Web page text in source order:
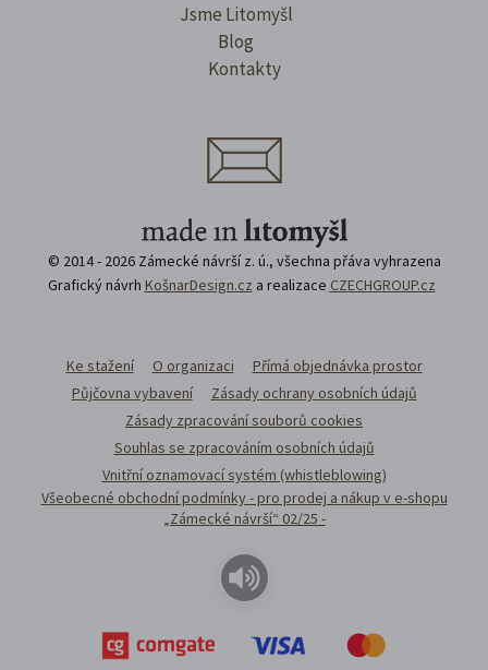
Jsme Litomyšl
Blog
Kontakty
© 2014 - 2026 Zámecké návrší z. ú., všechna přáva vyhrazena
Grafický návrh KošnarDesign.cz a realizace CZECHGROUP.cz
Ke stažení O organizaci
Přímá objednávka prostor
Půjčovna vybavení
Zásady ochrany osobních údajů
Zásady zpracování souborů cookies
Souhlas se zpracováním osobních údajů
Vnitřní oznamovací systém (whistleblowing)
Všeobecné obchodní podmínky - pro prodej a nákup v e-shopu
„Zámecké návrší“ 02/25 -